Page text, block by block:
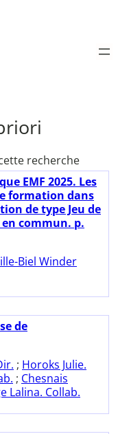
recherche
EMF 2025. Les
formation dans
de type Jeu de
en commun. p.
Biel Winder
de
; Horoks Julie.
; Chesnais
Lalina. Collab.